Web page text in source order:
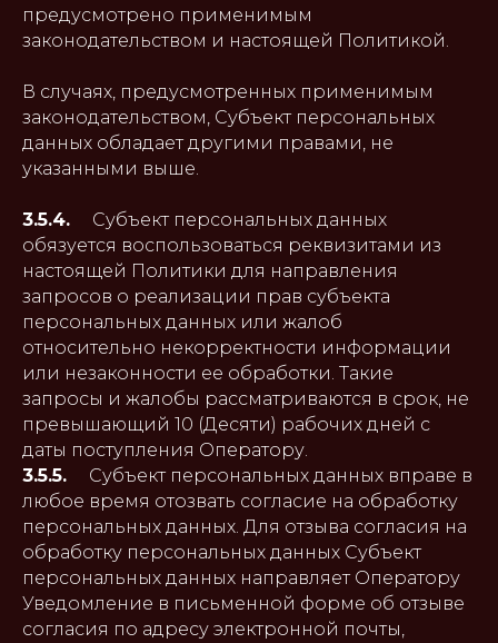
предусмотрено применимым
законодательством и настоящей Политикой.
В случаях, предусмотренных применимым
законодательством, Субъект персональных
данных обладает другими правами, не
указанными выше.
3.5.4. Субъект персональных данных
обязуется воспользоваться реквизитами из
настоящей Политики для направления
запросов о реализации прав субъекта
персональных данных или жалоб
относительно некорректности информации
или незаконности ее обработки. Такие
запросы и жалобы рассматриваются в срок, не
превышающий 10 (Десяти) рабочих дней с
даты поступления Оператору.
3.5.5. Субъект персональных данных вправе в
любое время отозвать согласие на обработку
персональных данных. Для отзыва согласия на
обработку персональных данных Субъект
персональных данных направляет Оператору
Уведомление в письменной форме об отзыве
согласия по адресу электронной почты,